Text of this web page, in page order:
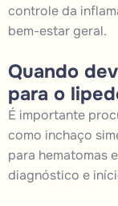
controle da
bem-estar geral.
Quando
para o
É importante
como inchaço
para hematomas
diagnóstico e